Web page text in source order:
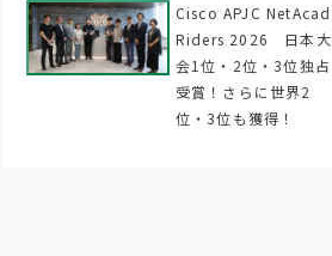
Cisco APJC NetAcad
Riders 2026 日本大
会1位・2位・3位独占
受賞！さらに世界2
位・3位も獲得！